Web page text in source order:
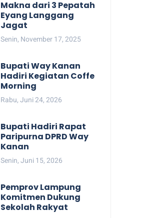
Makna dari 3 Pepatah
Eyang Langgang
Jagat
Senin, November 17, 2025
Bupati Way Kanan
Hadiri Kegiatan Coffe
Morning
Rabu, Juni 24, 2026
Bupati Hadiri Rapat
Paripurna DPRD Way
Kanan
Senin, Juni 15, 2026
Pemprov Lampung
Komitmen Dukung
Sekolah Rakyat